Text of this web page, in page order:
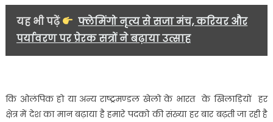
यह भी पढ़ें
फ्लेमिंगो नृत्य से सजा मंच, करियर और
पर्यावरण पर प्रेरक सत्रों ने बढ़ाया उत्साह
कि ओलंपिक हो या अन्य राष्ट्रमण्डल खेलो के भारत के खिलाड़ियों हर
क्षेत्र में देश का मान बढ़ाया है हमारे पदको की संख्या हर बार बढ़ती जा रही है